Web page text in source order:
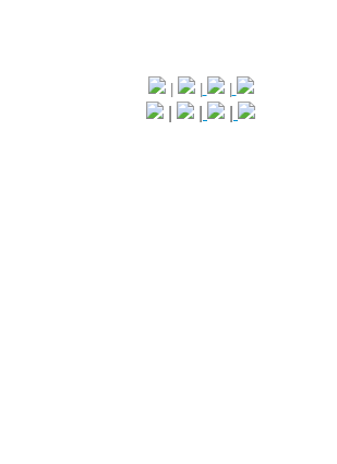
|
|
|